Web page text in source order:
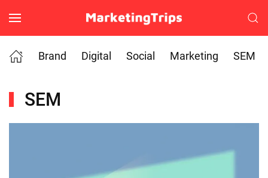
Skip to main content
Brand
Digital Social Marketing SEM
SEM